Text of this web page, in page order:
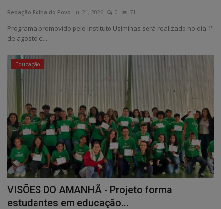
Redação Folha do Povo Jul 21, 2026 0 71
Programa promovido pelo Instituto Usiminas será realizado no dia 1º
de agosto e...
Educação
VISÕES DO AMANHÃ - Projeto forma
estudantes em educação...